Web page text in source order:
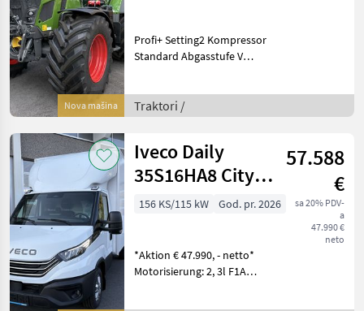
Nova mašina
Profi+ Setting2 Kompressor
Standard Abgasstufe V
Kraftstoffvorfilter Planeten-
Hinterachse MZW
Traktori /
Iveco Daily
35S16HA8 City
Box **AKTION**
57.588
€
sa 20% PDV-
a
47.990 €
neto
156 KS/115 kW God. pr. 2026
*Aktion € 47.990, - netto*
Motorisierung: 2, 3l F1A